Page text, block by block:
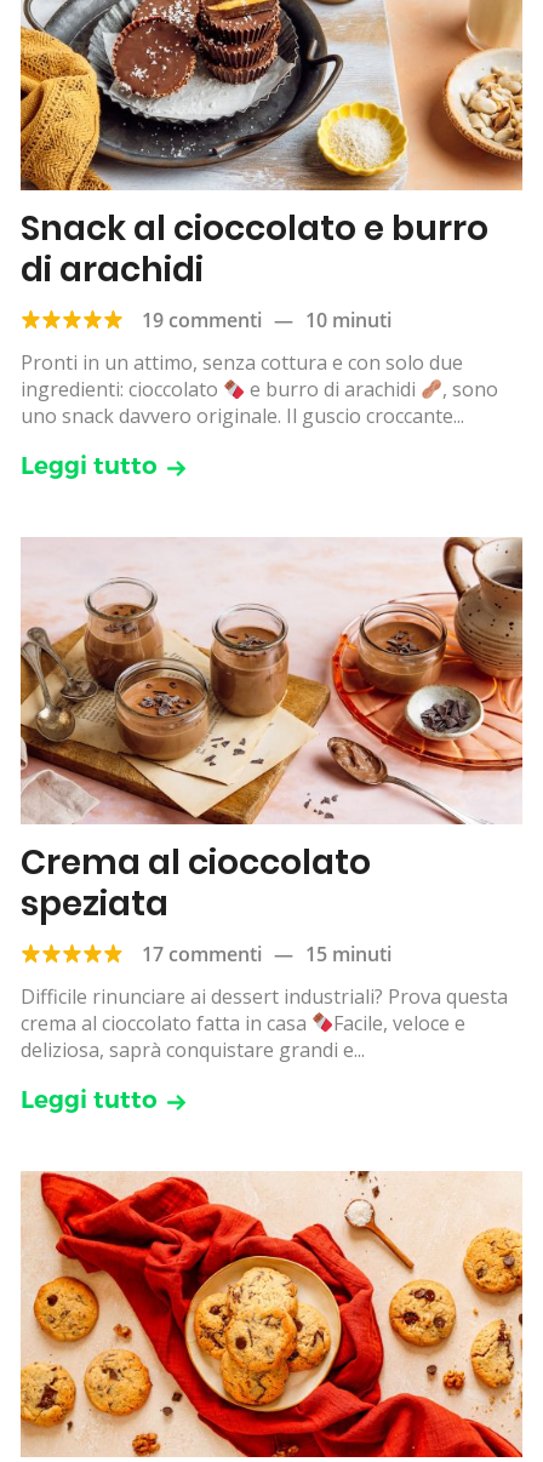
Snack al cioccolato e burro
di arachidi
19 commenti — 10 minuti
Pronti in un attimo, senza cottura e con solo due
ingredienti: cioccolato
e burro di arachidi
, sono
uno snack davvero originale. Il guscio croccante...
Leggi tutto
Crema al cioccolato
speziata
17 commenti — 15 minuti
Difficile rinunciare ai dessert industriali? Prova questa
crema al cioccolato fatta in casa
Facile, veloce e
deliziosa, saprà conquistare grandi e...
Leggi tutto